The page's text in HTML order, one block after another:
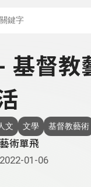
基督教
文 文學 基督教藝術
藝術單飛
2022-01-06